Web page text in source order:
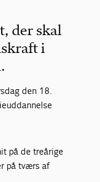
der skal
i
den 18.
på de treårige
på tværs af